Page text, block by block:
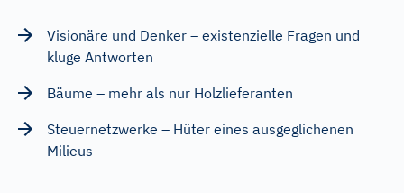
Visionäre und Denker – existenzielle Fragen und
kluge Antworten
Bäume – mehr als nur Holzlieferanten
Steuernetzwerke – Hüter eines ausgeglichenen
Milieus